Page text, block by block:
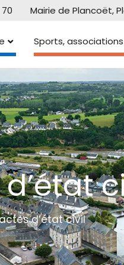
Mairie de Plancoët,
Sports,
d’état civil